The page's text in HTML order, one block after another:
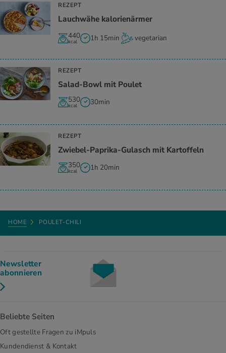
REZEPT
Lauchwähe kalorienärmer
440
kcal 1h 15min vegetarian
REZEPT
Salad-Bowl mit Poulet
530
kcal 30min
REZEPT
Zwiebel-Paprika-Gulasch mit Kartoffeln
350
kcal 1h 20min
HOME POULET-CHILI
Newsletter
abonnieren
Beliebte Seiten
Oft gestellte Fragen zu iMpuls
Kundendienst & Kontakt